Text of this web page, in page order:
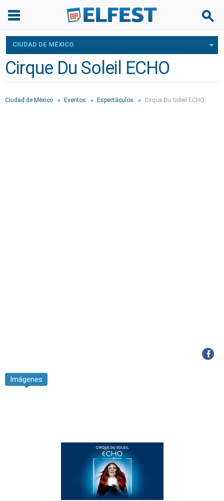
CIUDAD DE MÉXICO
Cirque Du Soleil ECHO
Ciudad de México Eventos Espectáculos Cirque Du Soleil ECHO
Imágenes